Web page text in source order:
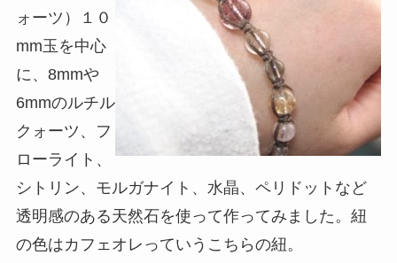
ォーツ）１０
mm玉を中心
に、8mmや
6mmのルチル
クォーツ、フ
ローライト、
シトリン、モルガナイト、水晶、ペリドットなど
透明感のある天然石を使って作ってみました。紐
の色はカフェオレっていうこちらの紐。